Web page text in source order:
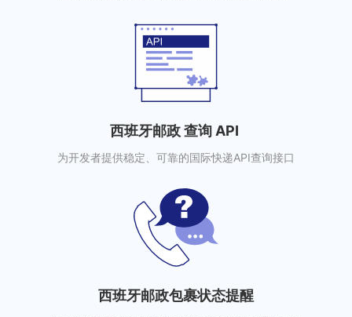
西班牙邮政 查询 API
为开发者提供稳定、可靠的国际快递API查询接口
西班牙邮政包裹状态提醒